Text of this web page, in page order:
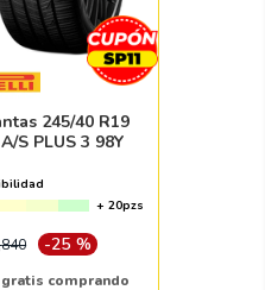
245/40 R19
S PLUS 3 98Y
+ 20pzs
840 -25 %
gratis comprando